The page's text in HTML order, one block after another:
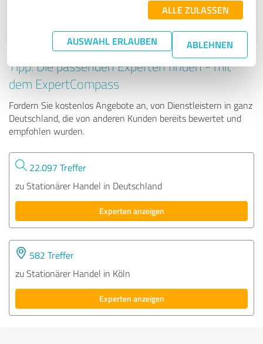
ALLE ZULASSEN
AUSWAHL ERLAUBEN ABLEHNEN
Tipp: Die passenden Experten finden - mit
dem ExpertCompass
Fordern Sie kostenlos Angebote an, von Dienstleistern in ganz
Deutschland, die von anderen Kunden bereits bewertet und
empfohlen wurden.
22.097 Treffer
zu Stationärer Handel in Deutschland
Experten anzeigen
582 Treffer
zu Stationärer Handel in Köln
Experten anzeigen